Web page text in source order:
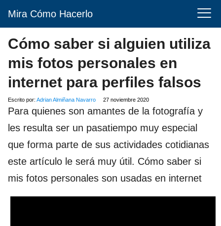
Mira Cómo Hacerlo
Cómo saber si alguien utiliza
mis fotos personales en
internet para perfiles falsos
Escrito por: Adrian Almiñana Navarro 27 noviembre 2020
Para quienes son amantes de la fotografía y
les resulta ser un pasatiempo muy especial
que forma parte de sus actividades cotidianas
este artículo le será muy útil. Cómo saber si
mis fotos personales son usadas en internet